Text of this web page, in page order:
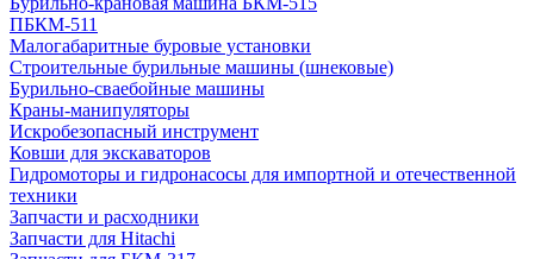
ПБКМ-511
Малогабаритные буровые установки
Строительные бурильные машины (шнековые)
Бурильно-сваебойные машины
Краны-манипуляторы
Искробезопасный инструмент
Ковши для экскаваторов
Гидромоторы и гидронасосы для импортной и отечественной
техники
Запчасти и расходники
Запчасти для Hitachi